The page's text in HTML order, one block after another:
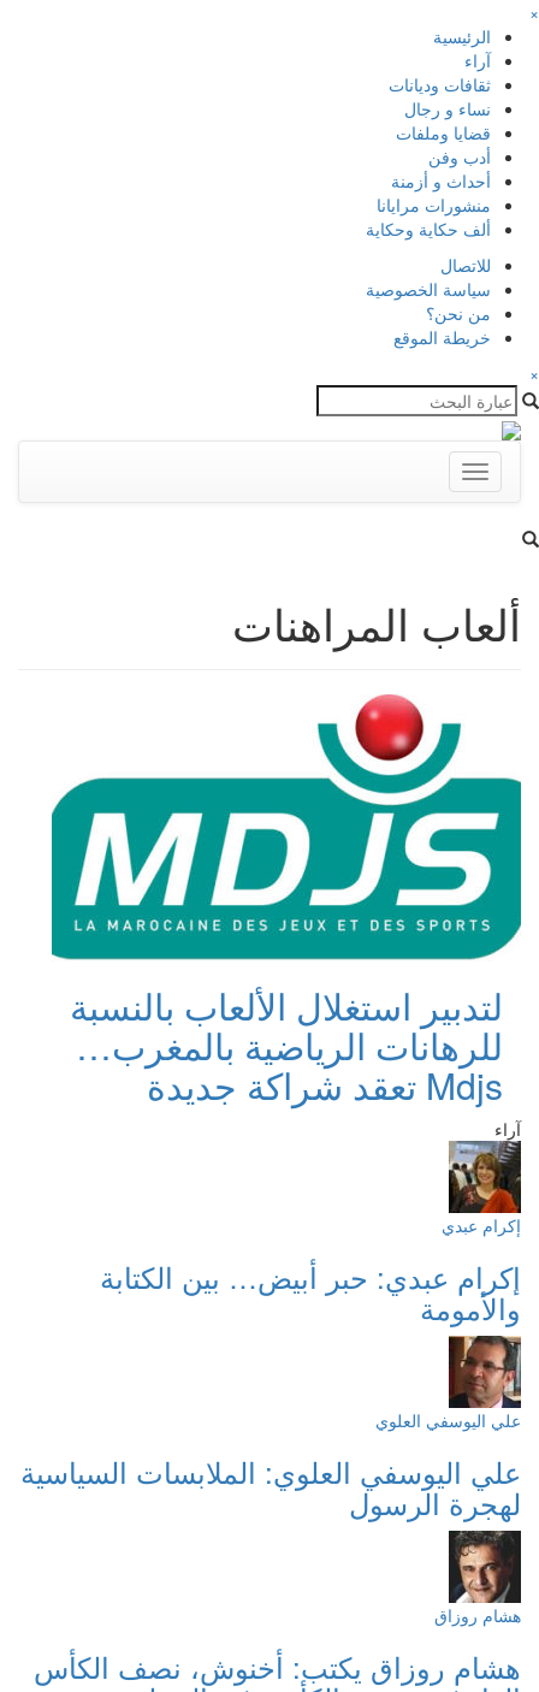
×
الرئيسية
آراء
ثقافات وديانات
نساء و رجال
قضايا وملفات
أدب وفن
أحداث و أزمنة
منشورات مرايانا
ألف حكاية وحكاية
للاتصال
سياسة الخصوصية
من نحن؟
خريطة الموقع
×
Toggle
navigation
ألعاب المراهنات
لتدبير استغلال الألعاب بالنسبة
للرهانات الرياضية بالمغرب…
Mdjs تعقد شراكة جديدة
آراء
إكرام عبدي
إكرام عبدي: حبر أبيض… بين الكتابة
والأمومة
علي اليوسفي العلوي
علي اليوسفي العلوي: الملابسات السياسية
لهجرة الرسول
هشام روزاق
هشام روزاق يكتب: أخنوش، نصف الكأس